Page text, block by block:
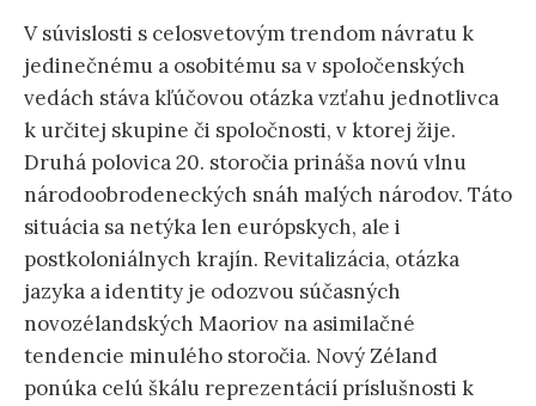
V súvislosti s celosvetovým trendom návratu k
jedinečnému a osobitému sa v spoločenských
vedách stáva kľúčovou otázka vzťahu jednotlivca
k určitej skupine či spoločnosti, v ktorej žije.
Druhá polovica 20. storočia prináša novú vlnu
národoobrodeneckých snáh malých národov. Táto
situácia sa netýka len európskych, ale i
postkoloniálnych krajín. Revitalizácia, otázka
jazyka a identity je odozvou súčasných
novozélandských Maoriov na asimilačné
tendencie minulého storočia. Nový Zéland
ponúka celú škálu reprezentácií príslušnosti k